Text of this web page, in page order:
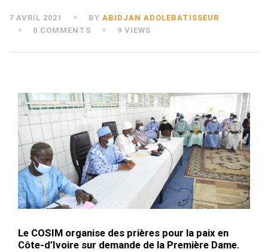
7 AVRIL 2021 BY ABIDJAN ADOLEBATISSEUR
0 COMMENTS
9 VIEWS
Le COSIM organise des prières pour la paix en
Côte-d’Ivoire sur demande de la Première Dame.